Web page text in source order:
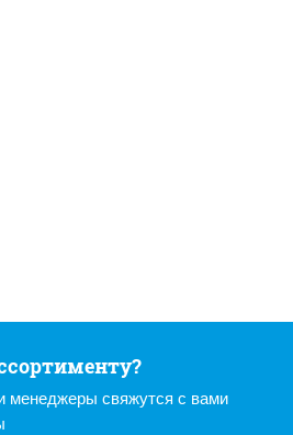
менеджеры свяжутся с вами